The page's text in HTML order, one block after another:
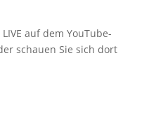
auf dem YouTube-
schauen Sie sich dort